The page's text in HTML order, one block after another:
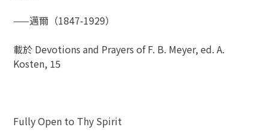
——邁爾（1847-1929）
載於 Devotions and Prayers of F. B. Meyer, ed. A.
Kosten, 15
Fully Open to Thy Spirit